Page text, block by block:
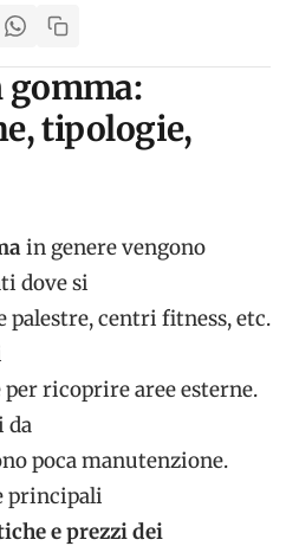
tipologie,
in genere vengono
dove si
palestre, centri fitness, etc.
ricoprire aree esterne.
da
poca manutenzione.
principali
e prezzi dei